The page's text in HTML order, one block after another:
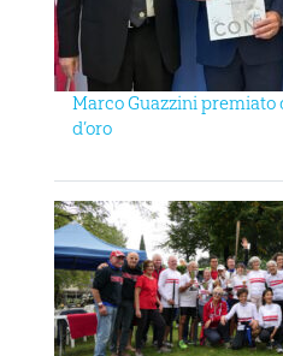
Marco Guazzini premiato
d’oro